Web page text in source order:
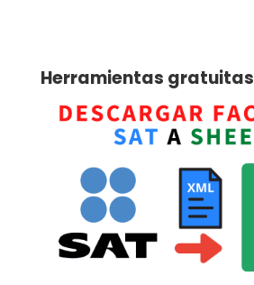
Herramientas gratuitas